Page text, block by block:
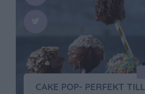
CAKE POP- PERFEKT TILL